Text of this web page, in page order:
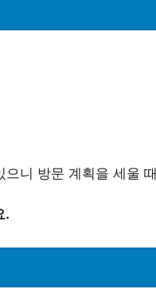
니 방문 계획을 세울
.